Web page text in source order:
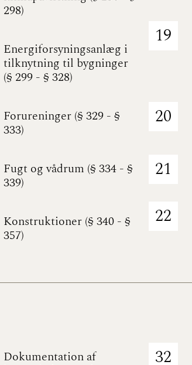
298)
Energiforsyningsanlæg i
tilknytning til bygninger
(§ 299 - § 328)
Forureninger (§ 329 - §
333)
Fugt og vådrum (§ 334 - §
339)
Konstruktioner (§ 340 - §
357)
19
20
21
22
Dokumentation af
32